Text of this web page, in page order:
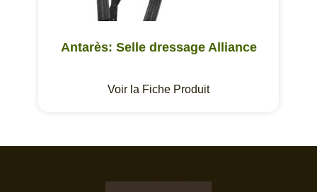
Antarès: Selle dressage Alliance
Voir la Fiche Produit